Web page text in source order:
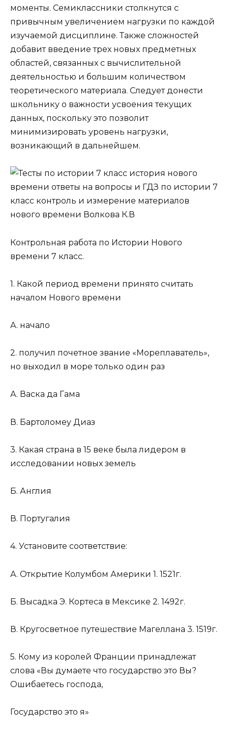
моменты. Семиклассники столкнутся с
привычным увеличением нагрузки по каждой
изучаемой дисциплине. Также сложностей
добавит введение трех новых предметных
областей, связанных с вычислительной
деятельностью и большим количеством
теоретического материала. Следует донести
школьнику о важности усвоения текущих
данных, поскольку это позволит
минимизировать уровень нагрузки,
возникающий в дальнейшем.
Контрольная работа по Истории Нового
времени 7 класс.
1. Какой период времени принято считать
началом Нового времени
А. начало
2. получил почетное звание «Мореплаватель»,
но выходил в море только один раз
А. Васка да Гама
В. Бартоломеу Диаз
3. Какая страна в 15 веке была лидером в
исследовании новых земель
Б. Англия
В. Португалия
4. Установите соответствие:
А. Открытие Колумбом Америки 1. 1521г.
Б. Высадка Э. Кортеса в Мексике 2. 1492г.
В. Кругосветное путешествие Магеллана 3. 1519г.
5. Кому из королей Франции принадлежат
слова «Вы думаете что государство это Вы?
Ошибаетесь господа,
Государство это я»